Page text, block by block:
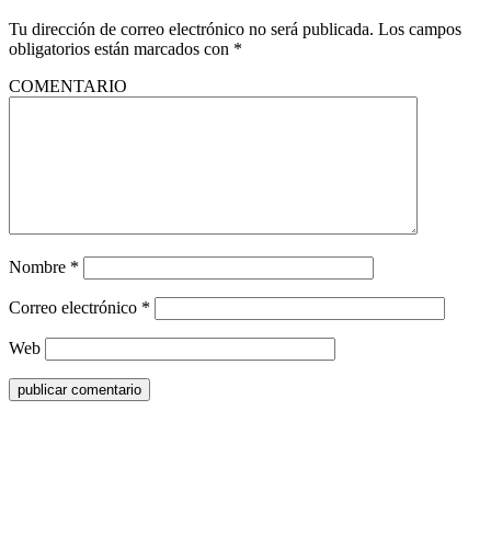
Tu dirección de correo electrónico no será publicada. Los campos
obligatorios están marcados con *
COMENTARIO
Nombre *
Correo electrónico *
Web